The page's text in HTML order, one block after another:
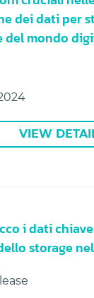
dei dati per
del mondo
VIEW
i dati
storage